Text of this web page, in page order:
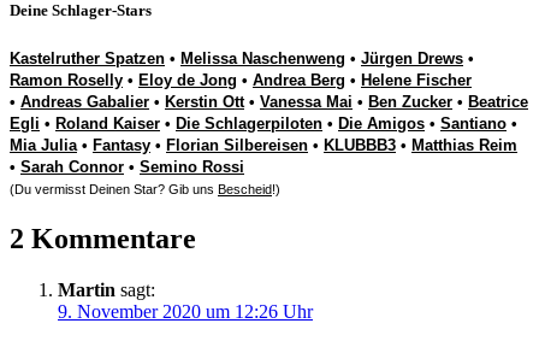
Deine Schlager-Stars
Kastelruther Spatzen • Melissa Naschenweng • Jürgen Drews •
Ramon Roselly • Eloy de Jong • Andrea Berg • Helene Fischer
• Andreas Gabalier • Kerstin Ott• Vanessa Mai • Ben Zucker • Beatrice
Egli • Roland Kaiser • Die Schlagerpiloten • Die Amigos • Santiano •
Mia Julia• Fantasy • Florian Silbereisen • KLUBBB3 • Matthias Reim
• Sarah Connor • Semino Rossi
(Du vermisst Deinen Star? Gib uns Bescheid!)
2 Kommentare
Martin sagt:
9. November 2020 um 12:26 Uhr